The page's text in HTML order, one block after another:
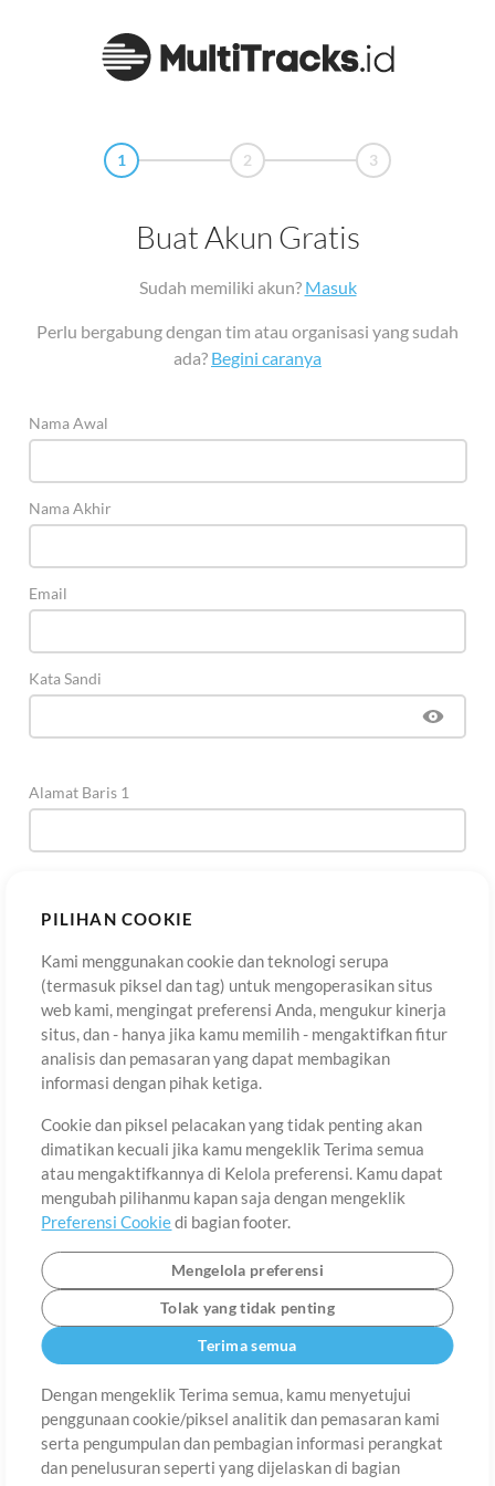
PILIHAN COOKIE
Kami menggunakan cookie dan teknologi serupa
(termasuk piksel dan tag) untuk mengoperasikan situs
web kami, mengingat preferensi Anda, mengukur kinerja
situs, dan - hanya jika kamu memilih - mengaktifkan fitur
analisis dan pemasaran yang dapat membagikan
informasi dengan pihak ketiga.
Cookie dan piksel pelacakan yang tidak penting akan
dimatikan kecuali jika kamu mengeklik Terima semua
atau mengaktifkannya di Kelola preferensi. Kamu dapat
mengubah pilihanmu kapan saja dengan mengeklik
Preferensi Cookiedi bagian footer.
Mengelola preferensi
Tolak yang tidak penting
Terima semua
Dengan mengeklik Terima semua, kamu menyetujui
penggunaan cookie/piksel analitik dan pemasaran kami
serta pengumpulan dan pembagian informasi perangkat
dan penelusuran seperti yang dijelaskan di bagian
1 2 3
Buat Akun Gratis
Sudah memiliki akun? Masuk
Perlu bergabung dengan tim atau organisasi yang sudah
ada? Begini caranya
Nama Awal
Nama Akhir
Email
Kata Sandi
Alamat Baris 1
Kota
Negara
Provinsi Bahasa
Tentang Ketentuan Penggunaan Kebijakan Privasi
Preferensi
Cookie
Hubungi
©2006-2026 oleh MultiTracks.com LLC. Semua Hak Cipta Dilindungi